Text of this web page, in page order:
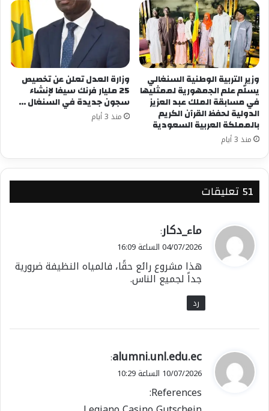
وزير التربية الوطنية السنغالي
يسلّم علم الجمهورية لممثليها
في مسابقة الملك عبد العزيز
الدولية لحفظ القرآن الكريم
بالمملكة العربية السعودية
منذ 3 أيام
وزارة العدل تعلن عن تخصيص
25 مليار فرنك سيفا لإنشاء
سجون جديدة في السنغال …
منذ 3 أيام
‫51 تعليقات
ي
ق
ل
ماء_دكار:
04/07/2026 الساعة 16:09
هذا مشروع رائع حقًا، فالمياه النظيفة ضرورية
جداً لجميع الناس.
رد
ي
ق
ل
alumni.unl.edu.ec
:
10/07/2026 الساعة 10:29
References: